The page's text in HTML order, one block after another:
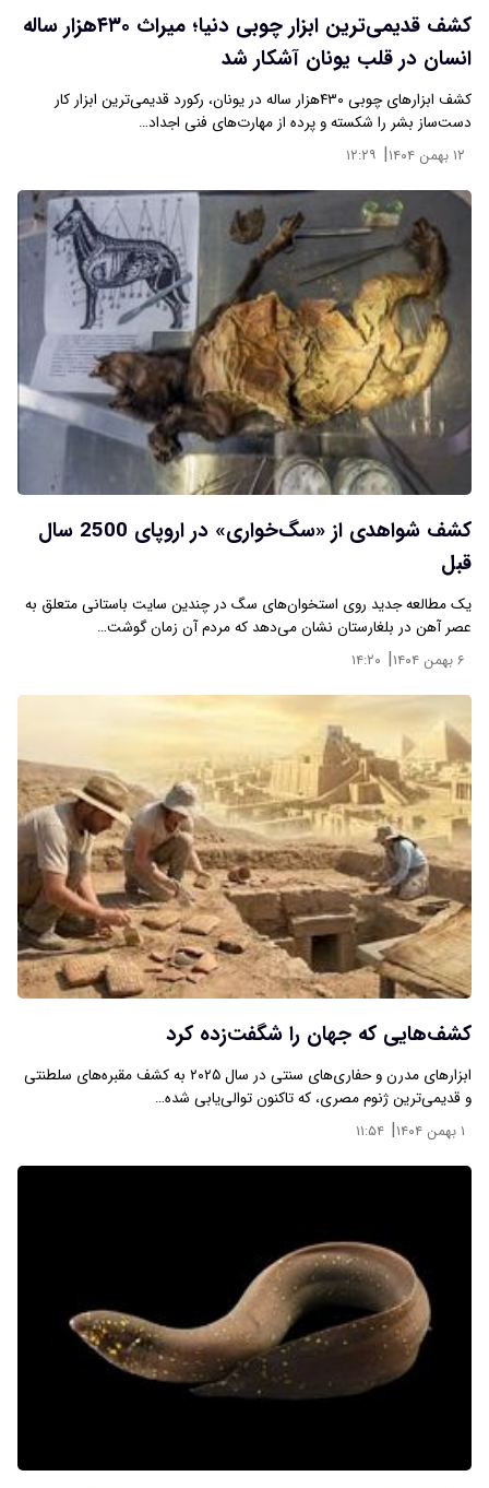
کشف قدیمی‌ترین ابزار چوبی دنیا؛ میراث ۴۳۰هزار ساله
انسان در قلب یونان آشکار شد
کشف ابزارهای چوبی ۴۳۰هزار ساله در یونان، رکورد قدیمی‌ترین ابزار کار
دست‌ساز بشر را شکسته و پرده از مهارت‌های فنی اجداد…
۱۲ بهمن ۱۴۰۴ | ۱۲:۲۹
کشف شواهدی از «سگ‌خواری» در اروپای 2500 سال
قبل
یک مطالعه جدید روی استخوان‌های سگ در چندین سایت باستانی متعلق به
عصر آهن در بلغارستان نشان می‌دهد که مردم آن زمان گوشت…
۶ بهمن ۱۴۰۴ | ۱۴:۲۰
کشف‌هایی که جهان را شگفت‌زده کرد
ابزارهای مدرن و حفاری‌های سنتی در سال ۲۰۲۵ به کشف مقبره‌های سلطنتی
و قدیمی‌ترین ژنوم مصری، که تاکنون توالی‌یابی شده…
۱ بهمن ۱۴۰۴ | ۱۱:۵۴